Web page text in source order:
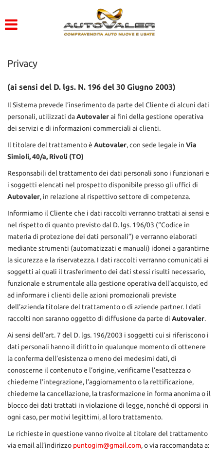
ACQUISTIAMO USATO
ASSISTENZA
CONTATTI
Privacy
(ai sensi del D. lgs. N. 196 del 30 Giugno 2003)
Il Sistema prevede l’inserimento da parte del Cliente di alcuni dati
personali, utilizzati daAutovalerai fini della gestione operativa
dei servizi e di informazioni commerciali ai clienti.
Il titolare del trattamento è Autovaler, con sede legale in Via
Simioli, 40/a, Rivoli (TO)
Responsabili del trattamento dei dati personali sono i funzionari e
i soggetti elencati nel prospetto disponibile presso gli uffici di
Autovaler, in relazione al rispettivo settore di competenza.
Informiamo il Cliente che i dati raccolti verranno trattati ai sensi e
nel rispetto di quanto previsto dal D. lgs. 196/03 (“Codice in
materia di protezione dei dati personali”) e verranno elaborati
mediante strumenti (automatizzati e manuali) idonei a garantirne
la sicurezza e la riservatezza. I dati raccolti verranno comunicati ai
soggetti ai quali il trasferimento dei dati stessi risulti necessario,
funzionale e strumentale alla gestione operativa dell’acquisto, ed
ad informare i clienti delle azioni promozionali previste
dell’azienda titolare del trattamento o di aziende partner. I dati
raccolti non saranno oggetto di diffusione da parte di Autovaler.
Ai sensi dell’art. 7 del D. lgs. 196/2003 i soggetti cui si riferiscono i
dati personali hanno il diritto in qualunque momento di ottenere
la conferma dell’esistenza o meno dei medesimi dati, di
conoscerne il contenuto e l’origine, verificarne l’esattezza o
chiederne l’integrazione, l’aggiornamento o la rettificazione,
chiederne la cancellazione, la trasformazione in forma anonima o il
blocco dei dati trattati in violazione di legge, nonché di opporsi in
ogni caso, per motivi legittimi, al loro trattamento.
Le richieste in questione vanno rivolte al titolare del trattamento
via email all’indirizzo puntogim@gmail.com, o via raccomandata a:
tue
seguente
ti
consente
di
le
tue
di
consenso
alle
tecnologie
di
tracciamento
adottiamo
per
offrire
le
funzionalità
svolgere
le
attività
seguito
descritte.
Per
ottenere
maggiori
sull'utilità
e
sul
di
questi